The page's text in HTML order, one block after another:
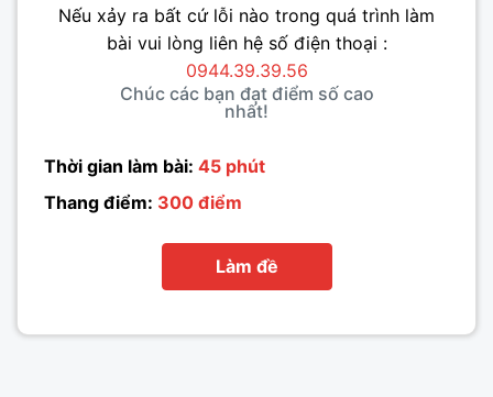
Nếu xảy ra bất cứ lỗi nào trong quá trình làm
bài vui lòng liên hệ số điện thoại :
0944.39.39.56
Chúc các bạn đạt điểm số cao
nhất!
Thời gian làm bài: 45 phút
Thang điểm: 300 điểm
Làm đề